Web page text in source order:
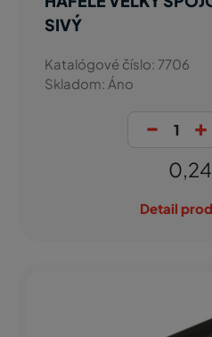
SIVÝ
Katalógové číslo: 7706
Skladom: Áno
- +
Detail